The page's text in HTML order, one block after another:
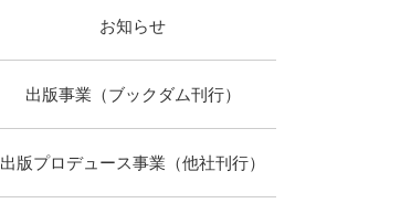
お知らせ
出版事業（ブックダム刊行）
出版プロデュース事業（他社刊行）